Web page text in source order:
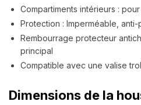
Compartiments intérieurs :
Protection : Imperméable,
Rembourrage protecteur
principal
Compatible avec une valise
Dimensions de la